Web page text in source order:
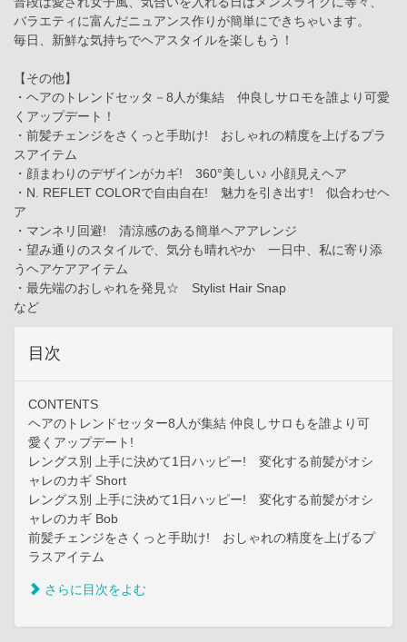
バラエティに富んだニュアンス作りが簡単にできちゃいます。
毎日、新鮮な気持ちでヘアスタイルを楽しもう！
【その他】
・ヘアのトレンドセッタ－8人が集結 仲良しサロモを誰より可愛
くアップデート！
・前髪チェンジをさくっと手助け! おしゃれの精度を上げるプラ
スアイテム
・顔まわりのデザインがカギ! 360°美しい♪ 小顔見えヘア
・N. REFLET COLORで自由自在! 魅力を引き出す! 似合わせヘ
ア
・マンネリ回避! 清涼感のある簡単ヘアアレンジ
・望み通りのスタイルで、気分も晴れやか 一日中、私に寄り添
うヘアケアアイテム
・最先端のおしゃれを発見☆ Stylist Hair Snap
など
目次
CONTENTS
ヘアのトレンドセッター8人が集結 仲良しサロもを誰より可
愛くアップデート!
レングス別 上手に決めて1日ハッピー! 変化する前髪がオシ
ャレのカギ Short
レングス別 上手に決めて1日ハッピー! 変化する前髪がオシ
ャレのカギ Bob
前髪チェンジをさくっと手助け! おしゃれの精度を上げるプ
ラスアイテム
さらに目次をよむ